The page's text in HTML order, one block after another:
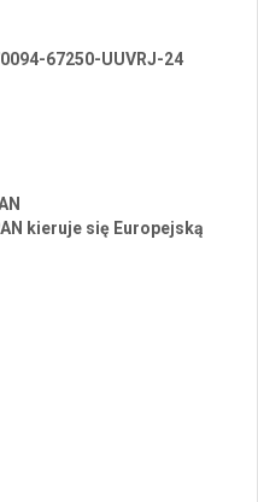
67250-UUVRJ-24
kieruje się Europejską